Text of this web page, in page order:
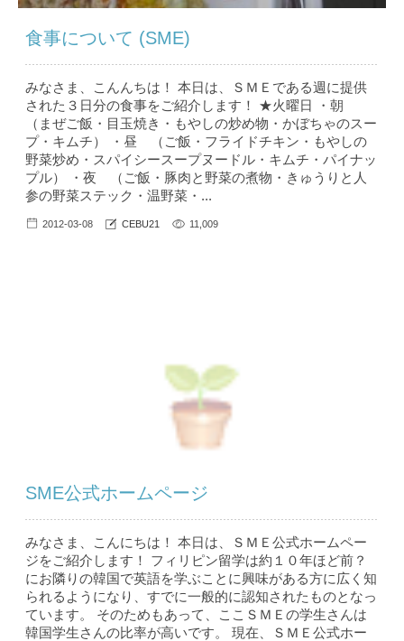
食事について (SME)
みなさま、こんんちは！ 本日は、ＳＭＥである週に提供
された３日分の食事をご紹介します！ ★火曜日 ・朝
（まぜご飯・目玉焼き・もやしの炒め物・かぼちゃのスー
プ・キムチ） ・昼 （ご飯・フライドチキン・もやしの
野菜炒め・スパイシースープヌードル・キムチ・パイナッ
プル） ・夜 （ご飯・豚肉と野菜の煮物・きゅうりと人
参の野菜ステック・温野菜・...
2012-03-08 CEBU21 11,009
SME公式ホームページ
みなさま、こんにちは！ 本日は、ＳＭＥ公式ホームペー
ジをご紹介します！ フィリピン留学は約１０年ほど前？
にお隣りの韓国で英語を学ぶことに興味がある方に広く知
られるようになり、すでに一般的に認知されたものとなっ
ています。 そのためもあって、ここＳＭＥの学生さんは
韓国学生さんの比率が高いです。 現在、ＳＭＥ公式ホー